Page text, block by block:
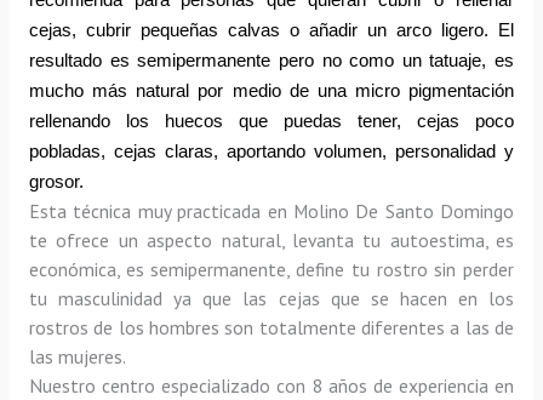
cejas, cubrir pequeñas calvas o añadir un arco ligero. El
resultado es semipermanente pero no como un tatuaje, es
mucho más natural por medio de una micro pigmentación
rellenando los huecos que puedas tener, cejas poco
pobladas, cejas claras, aportando volumen, personalidad y
grosor.
Esta técnica muy practicada en Molino De Santo Domingo
te ofrece un aspecto natural, levanta tu autoestima, es
económica, es semipermanente, define tu rostro sin perder
tu masculinidad ya que las cejas que se hacen en los
rostros de los hombres son totalmente diferentes a las de
las mujeres.
Nuestro centro especializado con 8 años de experiencia en